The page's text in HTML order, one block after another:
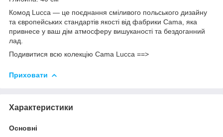
Комод Lucca — це поєднання сміливого польського дизайну
та європейських стандартів якості від фабрики Cama, яка
привнесе у ваш дім атмосферу вишуканості та бездоганний
лад.
Подивитися всю колекцію Cama Lucca ==>
Приховати
Характеристики
Основні